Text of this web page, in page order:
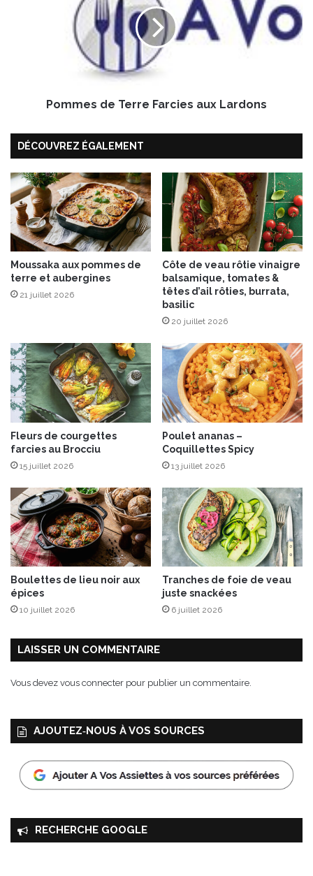
r
a
r
c
i
e
s
a
u
x
d
o
s
Pommes de Terre Farcies aux Lardons
DÉCOUVREZ ÉGALEMENT
Moussaka aux pommes de
terre et aubergines
21 juillet 2026
Côte de veau rôtie vinaigre
balsamique, tomates &
têtes d’ail rôties, burrata,
basilic
20 juillet 2026
Fleurs de courgettes
farcies au Brocciu
15 juillet 2026
Poulet ananas –
Coquillettes Spicy
13 juillet 2026
Boulettes de lieu noir aux
épices
10 juillet 2026
Tranches de foie de veau
juste snackées
6 juillet 2026
LAISSER UN COMMENTAIRE
Vous devez vous connecter pour publier un commentaire.
AJOUTEZ‑NOUS À VOS SOURCES
RECHERCHE GOOGLE